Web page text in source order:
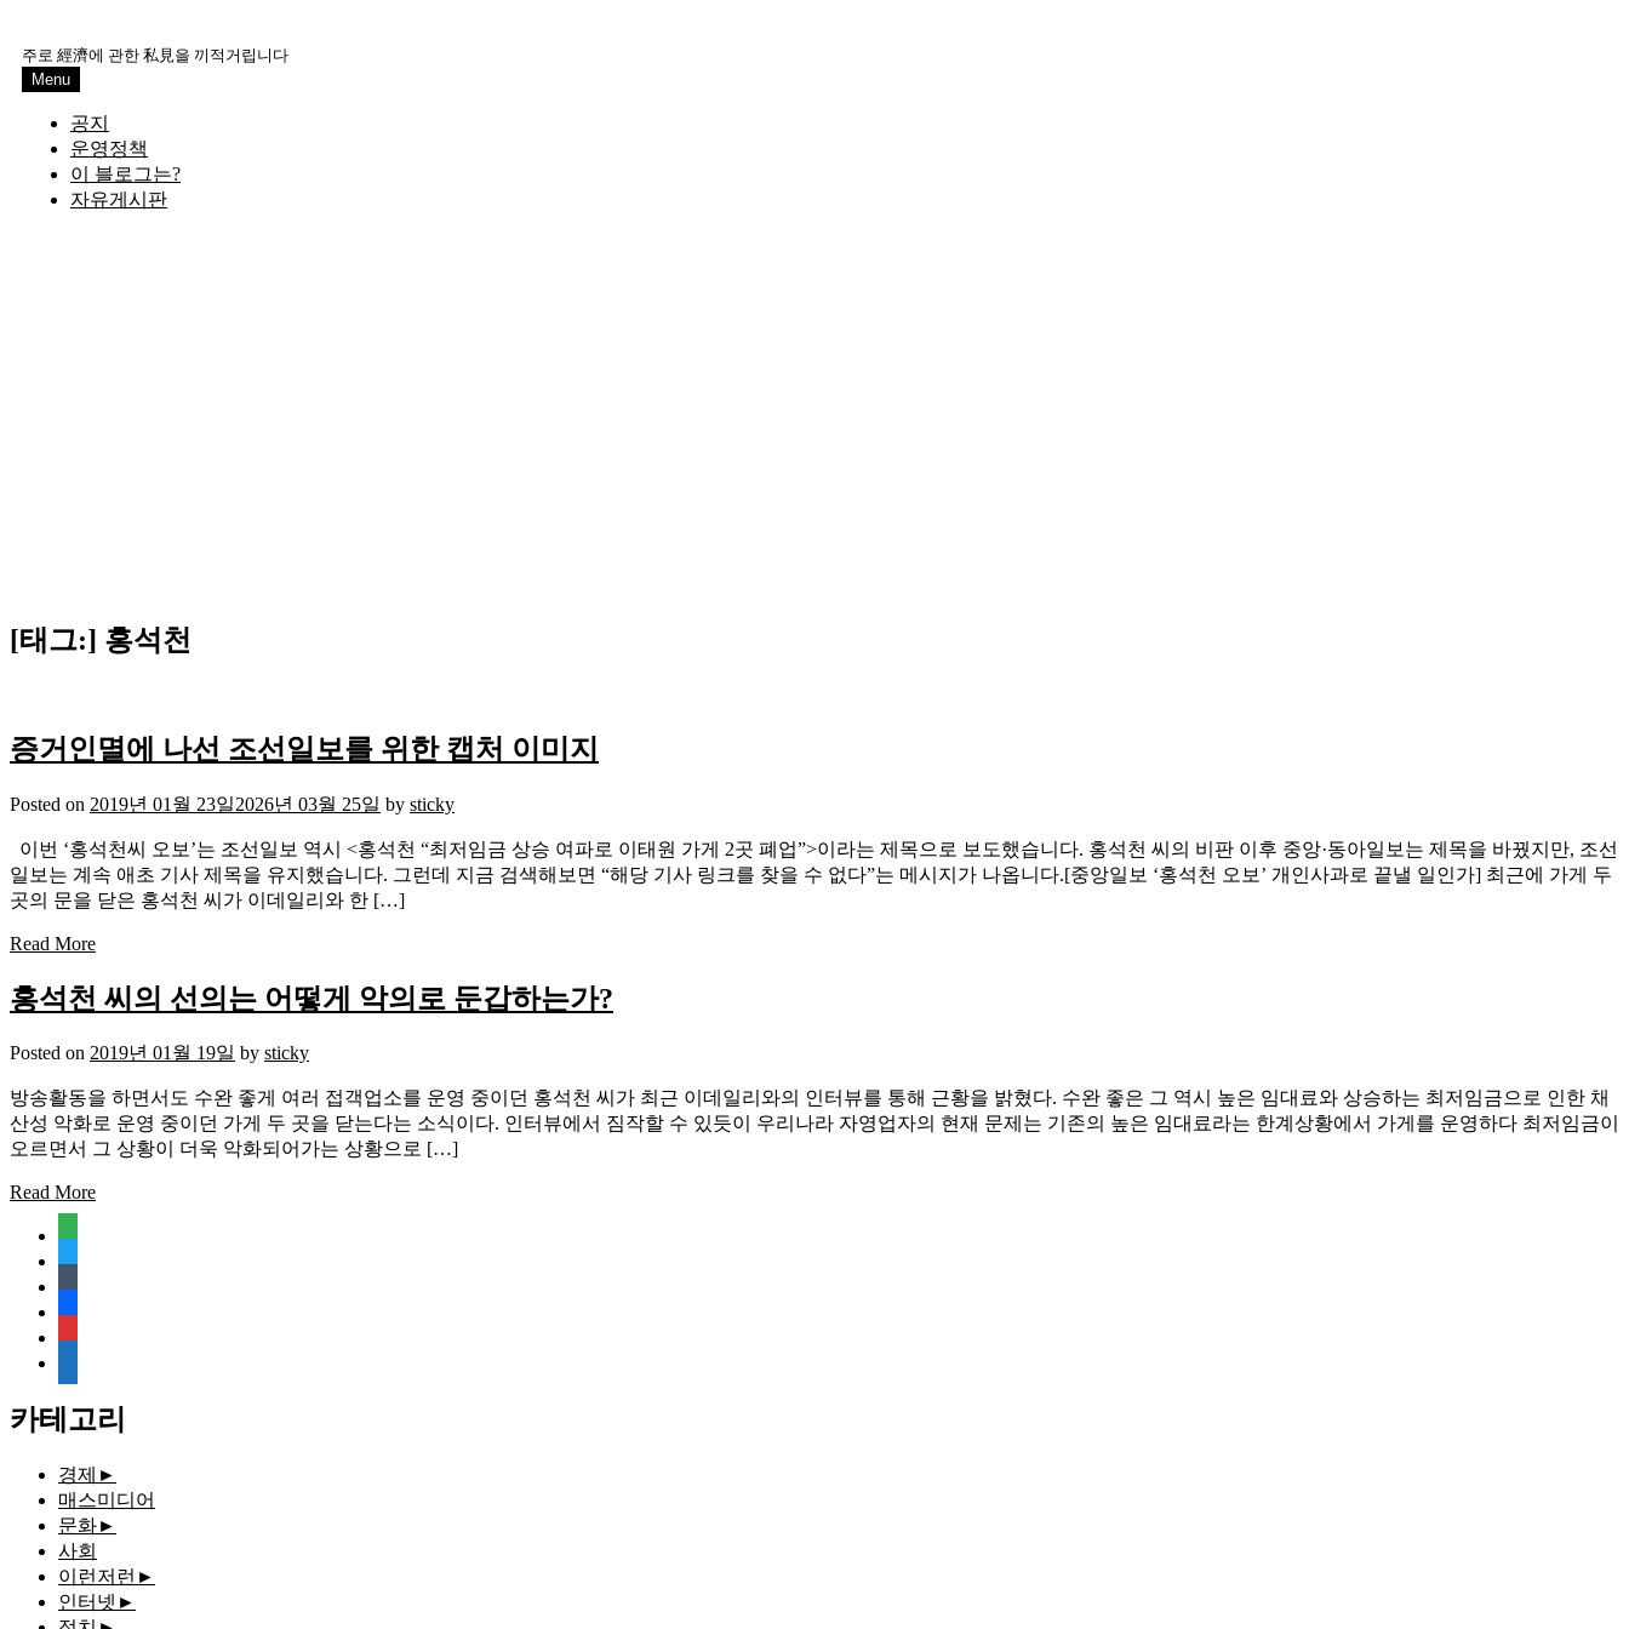
content
주로 經濟에 관한 私見을 끼적거립니다
Menu
공지
운영정책
이 블로그는?
자유게시판
[태그:] 홍석천
증거인멸에 나선 조선일보를 위한 캡처 이미지
Posted on 2019년 01월 23일2026년 03월 25일 by sticky
이번 ‘홍석천씨 오보’는 조선일보 역시 <홍석천 “최저임금 상승 여파로 이태원 가게 2곳 폐업”>이라는 제목으로 보도했습니다. 홍석천 씨의 비판 이후 중앙·동아일보는 제목을 바꿨지만, 조선
일보는 계속 애초 기사 제목을 유지했습니다. 그런데 지금 검색해보면 “해당 기사 링크를 찾을 수 없다”는 메시지가 나옵니다.[중앙일보 ‘홍석천 오보’ 개인사과로 끝낼 일인가] 최근에 가게 두
곳의 문을 닫은 홍석천 씨가 이데일리와 한 […]
Read More
홍석천 씨의 선의는 어떻게 악의로 둔갑하는가?
Posted on 2019년 01월 19일 by sticky
방송활동을 하면서도 수완 좋게 여러 접객업소를 운영 중이던 홍석천 씨가 최근 이데일리와의 인터뷰를 통해 근황을 밝혔다. 수완 좋은 그 역시 높은 임대료와 상승하는 최저임금으로 인한 채
산성 악화로 운영 중이던 가게 두 곳을 닫는다는 소식이다. 인터뷰에서 짐작할 수 있듯이 우리나라 자영업자의 현재 문제는 기존의 높은 임대료라는 한계상황에서 가게를 운영하다 최저임금이
오르면서 그 상황이 더욱 악화되어가는 상황으로 […]
Read More
document
카테고리
경제 ►
매스미디어
문화►
사회
이런저런 ►
인터넷 ►